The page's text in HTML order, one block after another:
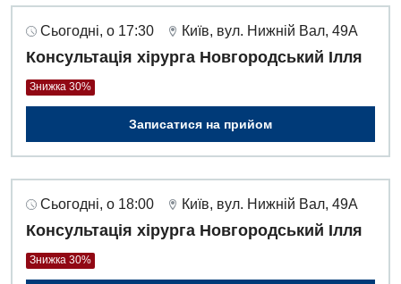
Сьогодні, о 17:30 Київ, вул. Нижній Вал, 49А
Консультація хірурга Новгородський Ілля
Знижка 30%
Записатися на прийом
Сьогодні, о 18:00 Київ, вул. Нижній Вал, 49А
Консультація хірурга Новгородський Ілля
Знижка 30%